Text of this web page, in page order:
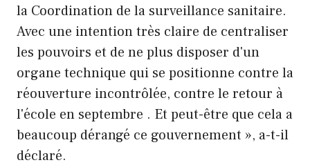
la Coordination de la surveillance sanitaire.
Avec une intention très claire de centraliser
les pouvoirs et de ne plus disposer d'un
organe technique qui se positionne contre la
réouverture incontrôlée, contre le retour à
l'école en septembre . Et peut-être que cela a
beaucoup dérangé ce gouvernement », a-t-il
déclaré.